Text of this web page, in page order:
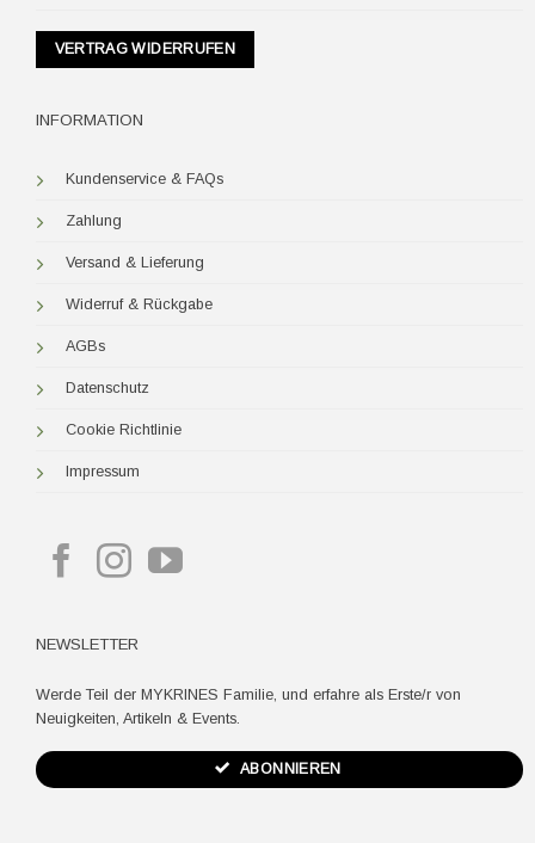
VERTRAG WIDERRUFEN
INFORMATION
Kundenservice & FAQs
Zahlung
Versand & Lieferung
Widerruf & Rückgabe
AGBs
Datenschutz
Cookie Richtlinie
Impressum
NEWSLETTER
Werde Teil der MYKRINES Familie, und erfahre als Erste/r von
Neuigkeiten, Artikeln & Events.
ABONNIEREN